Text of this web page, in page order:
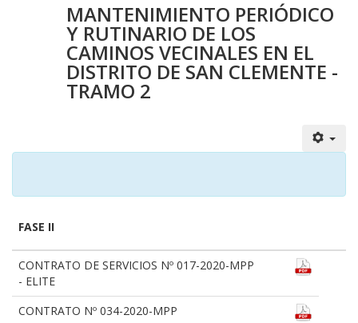
MANTENIMIENTO PERIÓDICO
Y RUTINARIO DE LOS
CAMINOS VECINALES EN EL
DISTRITO DE SAN CLEMENTE -
TRAMO 2
FASE II
CONTRATO DE SERVICIOS Nº 017-2020-MPP
- ELITE
CONTRATO Nº 034-2020-MPP